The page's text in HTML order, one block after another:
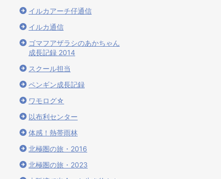
イルカアーチ仔通信
イルカ通信
ゴマフアザラシのあかちゃん
成長記録 2014
スクール担当
ペンギン成長記録
ワモログ☆
以布利センター
体感！熱帯雨林
北極圏の旅・2016
北極圏の旅・2023